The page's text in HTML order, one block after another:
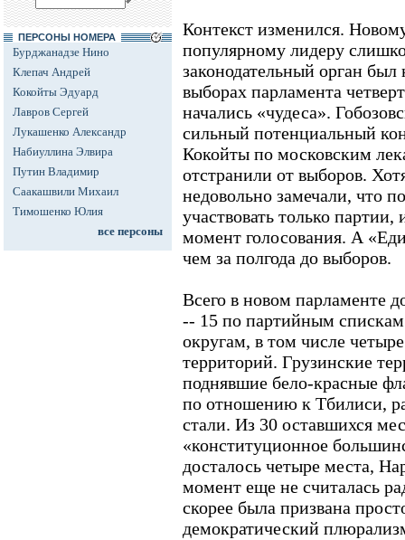
ПЕРСОНЫ НОМЕРА
Бурджанадзе Нино
Клепач Андрей
Кокойты Эдуард
Лавров Сергей
Лукашенко Александр
Набиуллина Элвира
Путин Владимир
Саакашвили Михаил
Тимошенко Юлия
все персоны
Контекст изменился.
популярному лидеру
законодательный орган
выборах парламента
начались «чудеса».
сильный потенциальный
Кокойты по московским
отстранили от выборов.
недовольно замечали, что
участвовать только
момент голосования. А
чем за полгода до выборов.
Всего в новом парламенте
-- 15 по партийным
округам, в том числе
территорий. Грузинские
поднявшие бело-красные
по отношению к Тбилиси,
стали. Из 30 оставшихся
«конституционное
досталось четыре места,
момент еще не считалась
скорее была призвана
демократический